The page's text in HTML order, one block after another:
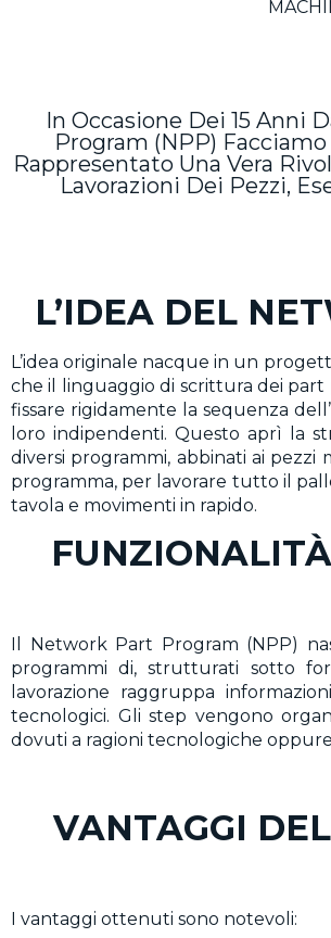
In Occasione Dei 15 Anni
Program (NPP)
Rappresentato Una Vera
Lavorazioni Dei Pezzi,
L’IDEA DEL
L’idea originale nacque in un
che il linguaggio di scrittura dei part
fissare rigidamente la sequenza
loro indipendenti. Questo aprì la
diversi programmi, abbinati ai
programma, per lavorare tutto il
tavola e movimenti in rapido.
Il Network Part Program (NPP)
programmi di, strutturati sotto
lavorazione raggruppa
tecnologici. Gli step vengono
dovuti a ragioni tecnologiche
VANTAGGI
I vantaggi ottenuti sono notevoli: